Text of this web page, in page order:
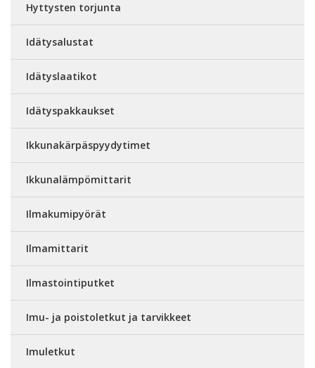
Hyttysten torjunta
Idätysalustat
Idätyslaatikot
Idätyspakkaukset
Ikkunakärpäspyydytimet
Ikkunalämpömittarit
Ilmakumipyörät
Ilmamittarit
Ilmastointiputket
Imu- ja poistoletkut ja tarvikkeet
Imuletkut